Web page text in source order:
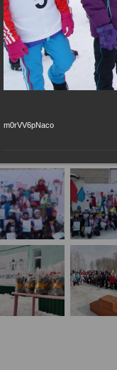
m0rVV6pNaco